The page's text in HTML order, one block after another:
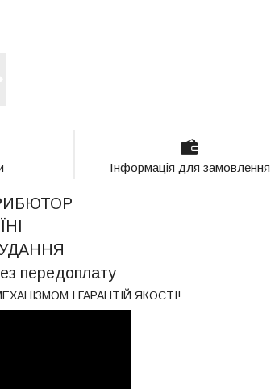
Інформація для замовлення
передоплату
І ГАРАНТІЙ ЯКОСТІ!